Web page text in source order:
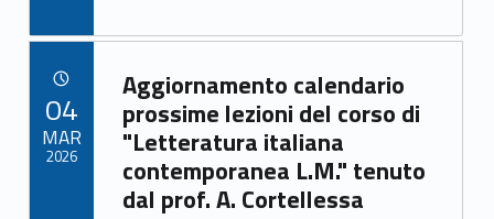
e
b
o
o
k
to
d
o
n
ai
l
ar
e
Link identifier archive #link-archive-21785
Aggiornamento calendario
prossime lezioni del corso di
"Letteratura italiana
contemporanea L.M." tenuto
dal prof. A. Cortellessa
04
MAR
2026